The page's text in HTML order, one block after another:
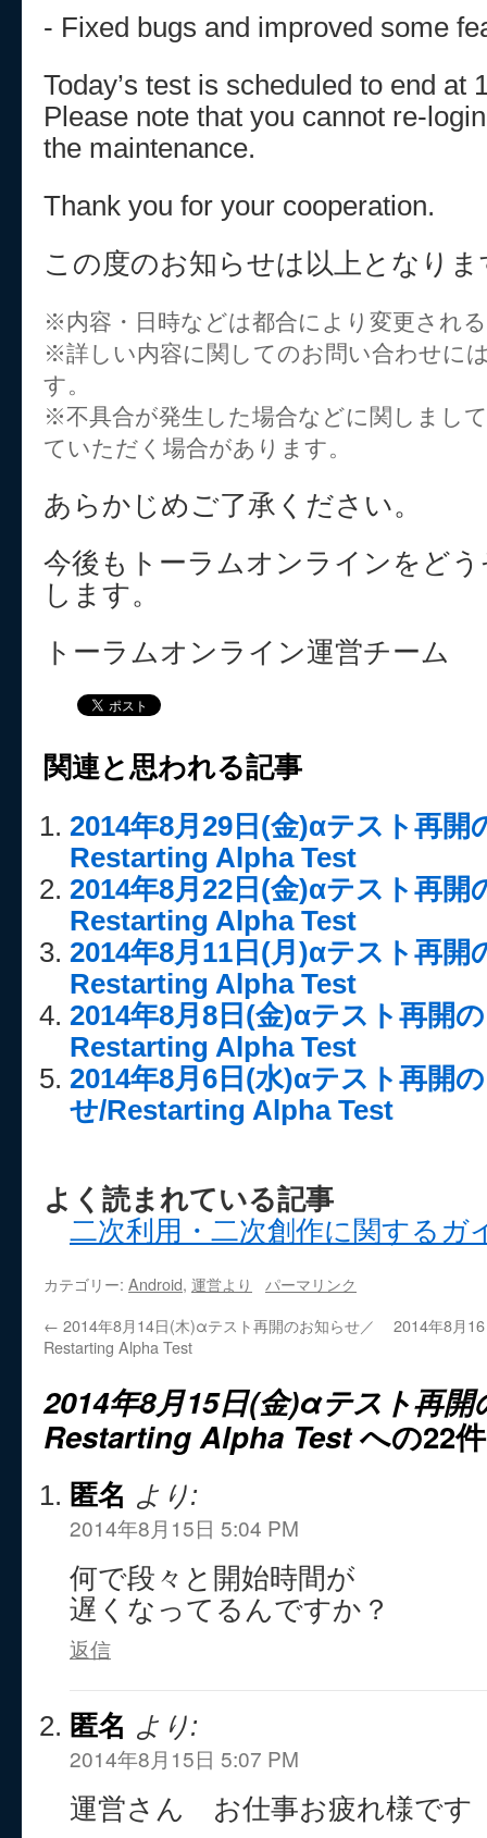
- Fixed bugs and improved some
Today’s test is scheduled to end at
Please note that you cannot re-
the maintenance.
Thank you for your cooperation.
この度のお知らせは以上となりま
※内容・日時などは都合により変更され
※詳しい内容に関してのお問い合わせに
す。
※不具合が発生した場合などに関しまし
ていただく場合があります。
あらかじめご了承ください。
今後もトーラムオンラインをど
します。
トーラムオンライン運営チーム
関連と思われる記事
2014年8月29日(金)αテスト再開
Restarting Alpha Test
2014年8月22日(金)αテスト再開
Restarting Alpha Test
2014年8月11日(月)αテスト再開
Restarting Alpha Test
2014年8月8日(金)αテスト再開
Restarting Alpha Test
2014年8月6日(水)αテスト再開
せ/Restarting Alpha Test
よく読まれている記事
二次利用・二次創作に関するガ
カテゴリー: Android, 運営より
パーマリンク
← 2014年8月14日(木)αテスト再開のお知らせ／
Restarting Alpha Test
2014年8月
2014年8月15日(金)αテスト再開
Restarting Alpha Testへの22
匿名 より:
2014年8月15日 5:04 PM
何で段々と開始時間が
遅くなってるんですか？
返信
匿名 より:
2014年8月15日 5:07 PM
運営さん お仕事お疲れ様です